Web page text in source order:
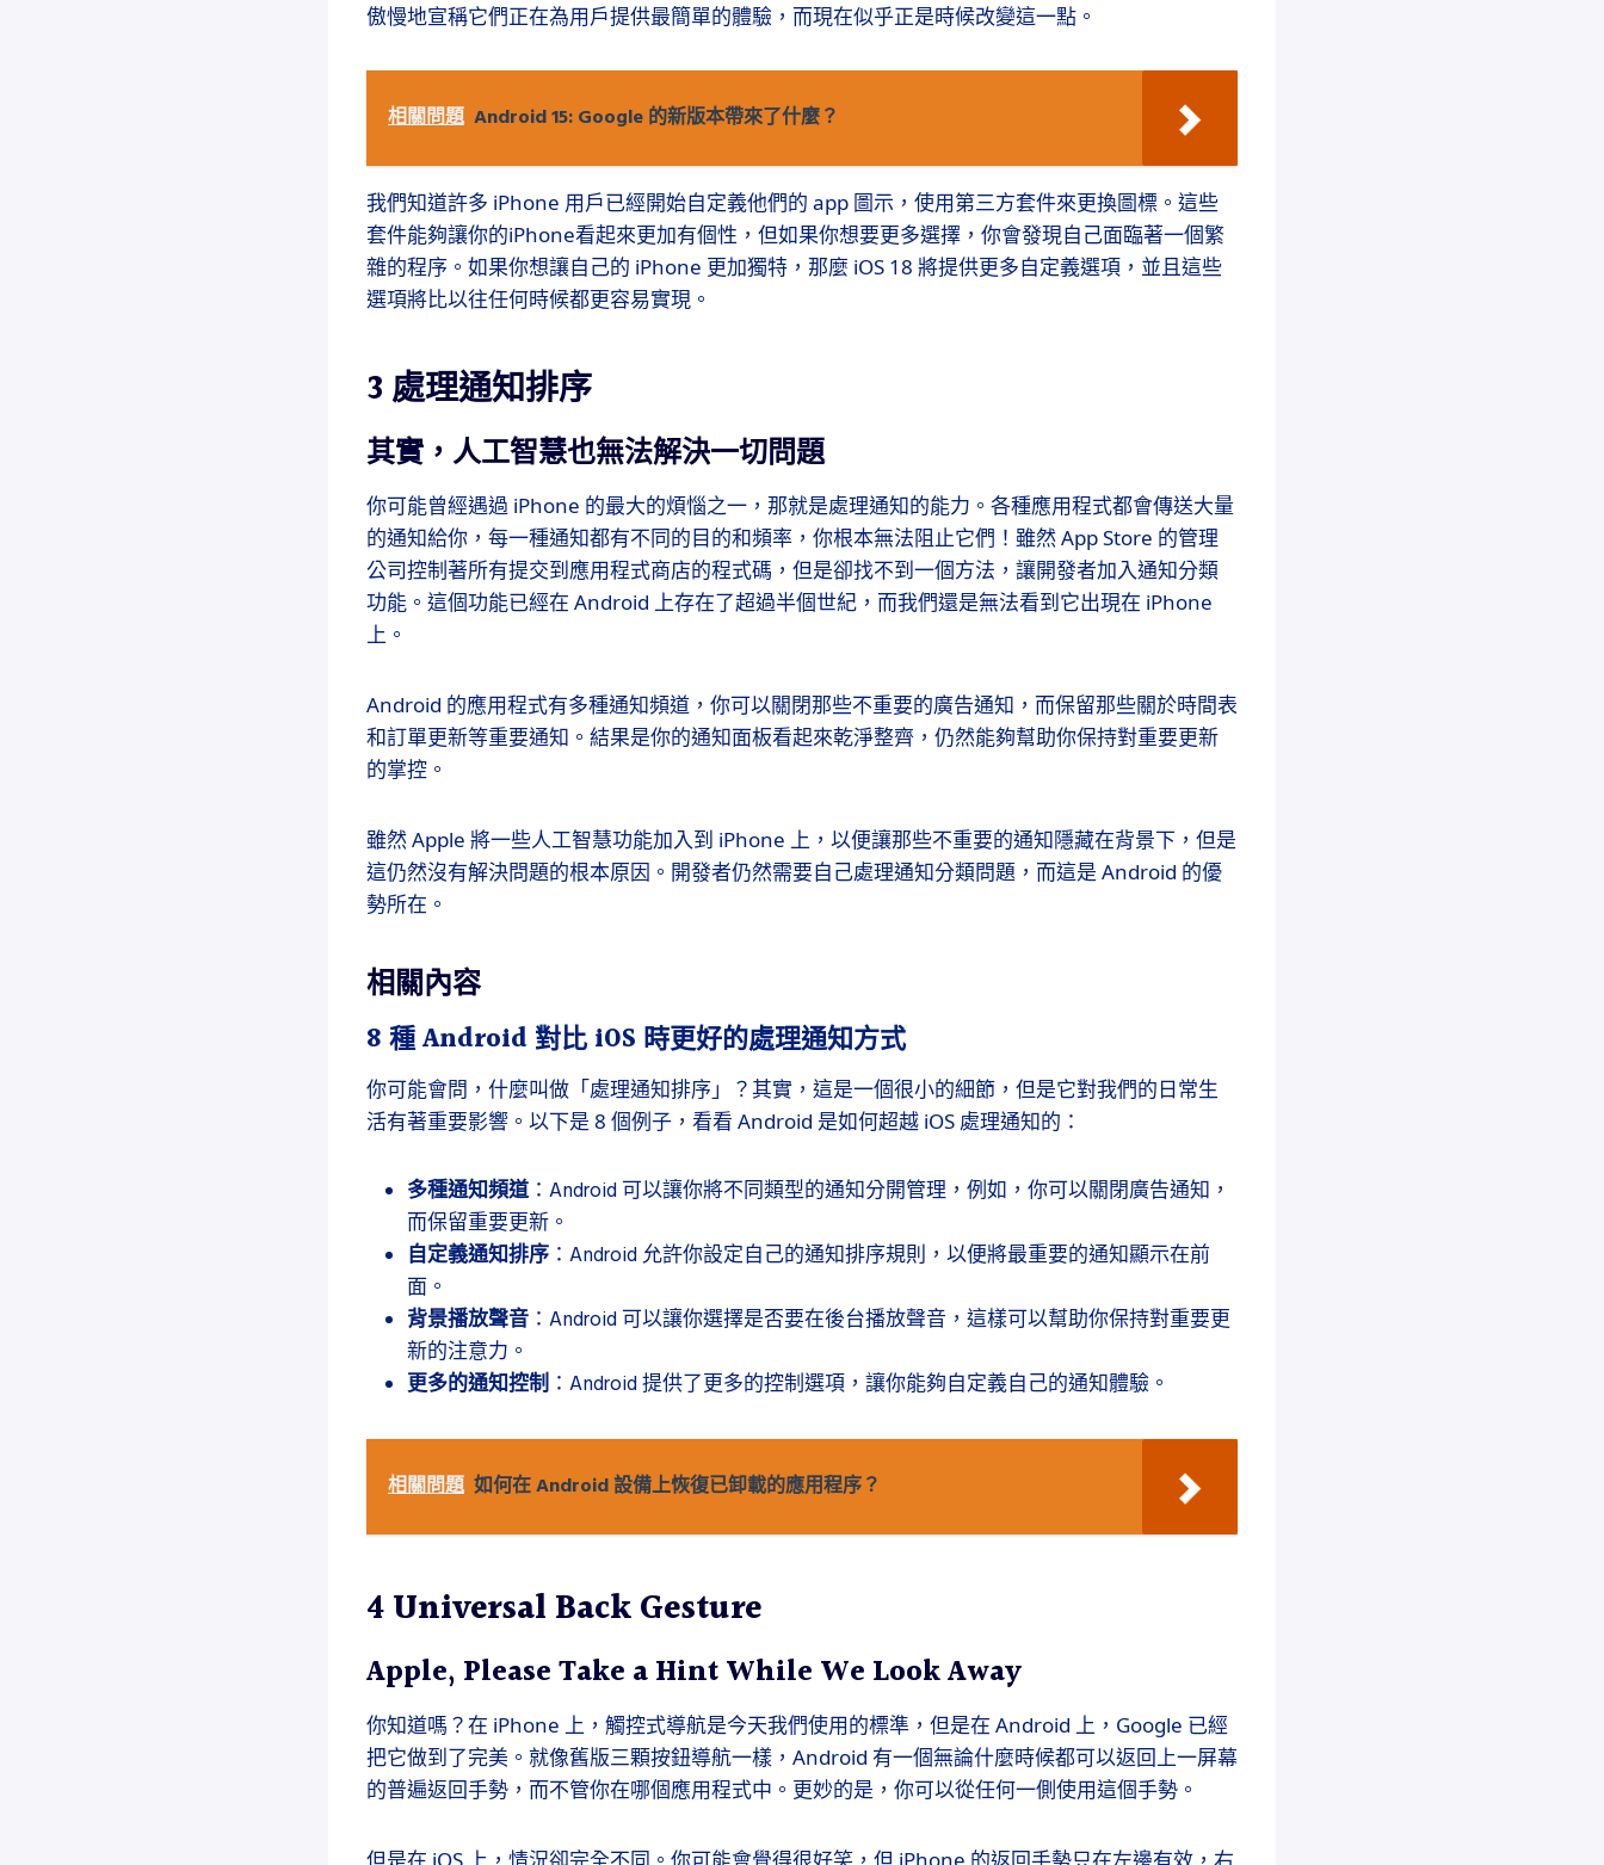
傲慢地宣稱它們正在為用戶提供最簡單的體驗，而現在似乎正是時候改變這一點。
相關問題 Android 15: Google 的新版本帶來了什麼？
我們知道許多 iPhone 用戶已經開始自定義他們的 app 圖示，使用第三方套件來更換圖標。這些
套件能夠讓你的iPhone看起來更加有個性，但如果你想要更多選擇，你會發現自己面臨著一個繁
雜的程序。如果你想讓自己的 iPhone 更加獨特，那麼 iOS 18 將提供更多自定義選項，並且這些
選項將比以往任何時候都更容易實現。
3 處理通知排序
其實，人工智慧也無法解決一切問題
你可能曾經遇過 iPhone 的最大的煩惱之一，那就是處理通知的能力。各種應用程式都會傳送大量
的通知給你，每一種通知都有不同的目的和頻率，你根本無法阻止它們！雖然 App Store 的管理
公司控制著所有提交到應用程式商店的程式碼，但是卻找不到一個方法，讓開發者加入通知分類
功能。這個功能已經在 Android 上存在了超過半個世紀，而我們還是無法看到它出現在 iPhone
上。
Android 的應用程式有多種通知頻道，你可以關閉那些不重要的廣告通知，而保留那些關於時間表
和訂單更新等重要通知。結果是你的通知面板看起來乾淨整齊，仍然能夠幫助你保持對重要更新
的掌控。
雖然 Apple 將一些人工智慧功能加入到 iPhone 上，以便讓那些不重要的通知隱藏在背景下，但是
這仍然沒有解決問題的根本原因。開發者仍然需要自己處理通知分類問題，而這是 Android 的優
勢所在。
相關內容
8 種 Android 對比 iOS 時更好的處理通知方式
你可能會問，什麼叫做「處理通知排序」？其實，這是一個很小的細節，但是它對我們的日常生
活有著重要影響。以下是 8 個例子，看看 Android 是如何超越 iOS 處理通知的：
多種通知頻道：Android 可以讓你將不同類型的通知分開管理，例如，你可以關閉廣告通知，
而保留重要更新。
自定義通知排序 ：Android 允許你設定自己的通知排序規則，以便將最重要的通知顯示在前
面。
背景播放聲音 ：Android 可以讓你選擇是否要在後台播放聲音，這樣可以幫助你保持對重要更
新的注意力。
更多的通知控制 ：Android 提供了更多的控制選項，讓你能夠自定義自己的通知體驗。
相關問題 如何在 Android 設備上恢復已卸載的應用程序？
4 Universal Back Gesture
Apple, Please Take a Hint While We Look Away
你知道嗎？在 iPhone 上，觸控式導航是今天我們使用的標準，但是在 Android 上，Google 已經
把它做到了完美。就像舊版三顆按鈕導航一樣，Android 有一個無論什麼時候都可以返回上一屏幕
的普遍返回手勢，而不管你在哪個應用程式中。更妙的是，你可以從任何一側使用這個手勢。
但是在 iOS 上，情況卻完全不同。你可能會覺得很好笑，但 iPhone 的返回手勢只在左邊有效，右